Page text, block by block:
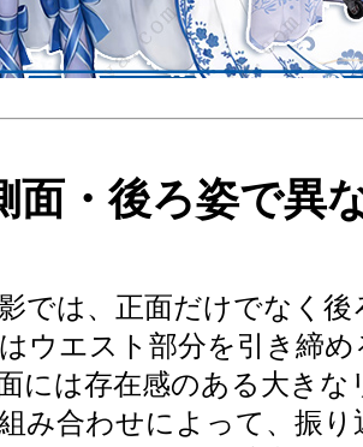
面・後ろ姿で異
では、正面だけでなく
ウエスト部分を引き締
には存在感のある大きな
み合わせによって、振